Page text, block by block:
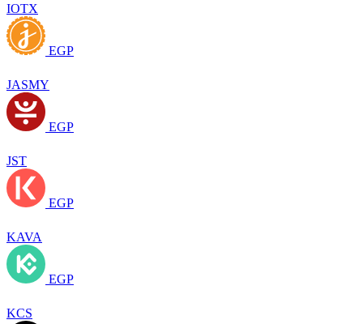
IOTX
EGP
JASMY
EGP
JST
EGP
KAVA
EGP
KCS